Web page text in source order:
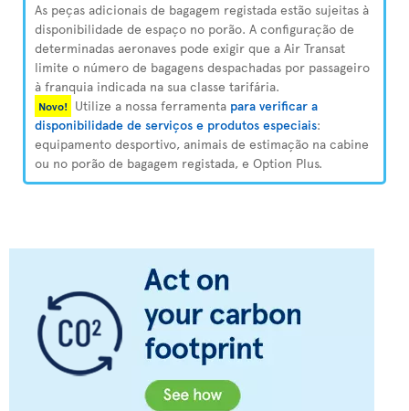
As peças adicionais de bagagem registada estão sujeitas à
disponibilidade de espaço no porão. A configuração de
determinadas aeronaves pode exigir que a Air Transat
limite o número de bagagens despachadas por passageiro
à franquia indicada na sua classe tarifária.
Novo! Utilize a nossa ferramenta para verificar a
disponibilidade de serviços e produtos especiais:
equipamento desportivo, animais de estimação na cabine
ou no porão de bagagem registada, e Option Plus.